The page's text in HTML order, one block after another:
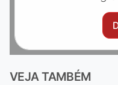
VEJA TAMBÉM